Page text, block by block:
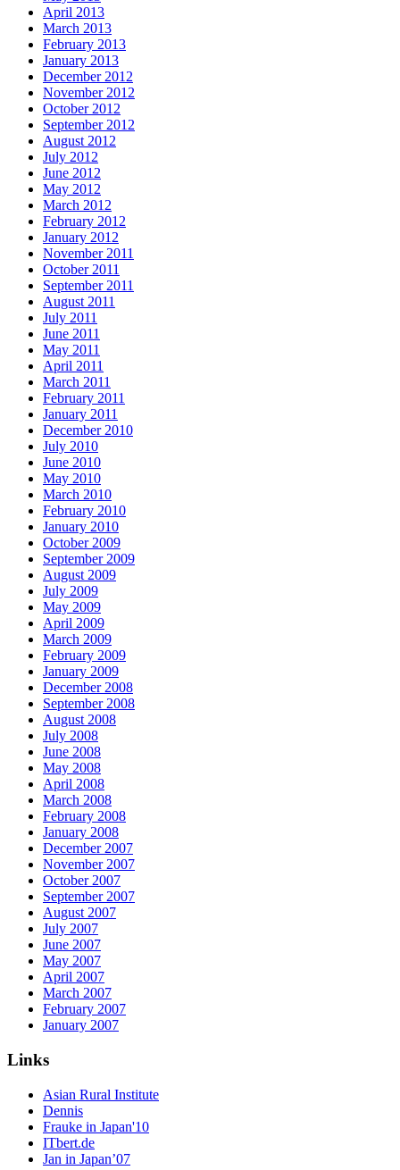
April 2013
March 2013
February 2013
January 2013
December 2012
November 2012
October 2012
September 2012
August 2012
July 2012
June 2012
May 2012
March 2012
February 2012
January 2012
November 2011
October 2011
September 2011
August 2011
July 2011
June 2011
May 2011
April 2011
March 2011
February 2011
January 2011
December 2010
July 2010
June 2010
May 2010
March 2010
February 2010
January 2010
October 2009
September 2009
August 2009
July 2009
May 2009
April 2009
March 2009
February 2009
January 2009
December 2008
September 2008
August 2008
July 2008
June 2008
May 2008
April 2008
March 2008
February 2008
January 2008
December 2007
November 2007
October 2007
September 2007
August 2007
July 2007
June 2007
May 2007
April 2007
March 2007
February 2007
January 2007
Links
Asian Rural Institute
Dennis
Frauke in Japan'10
ITbert.de
Jan in Japan’07